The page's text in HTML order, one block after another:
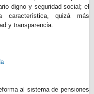
digno y seguridad social; el
quizá más
y transparencia.
al sistema de pensiones